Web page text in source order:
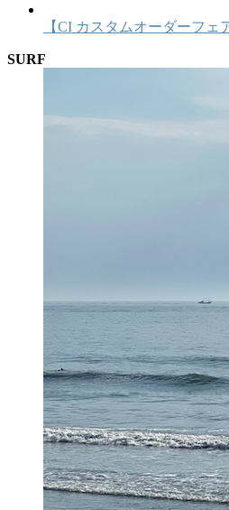
【CI カスタムオーダーフェ
SURF